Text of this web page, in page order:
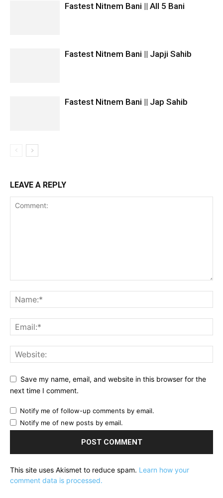
Fastest Nitnem Bani || All 5 Bani
Fastest Nitnem Bani || Japji Sahib
Fastest Nitnem Bani || Jap Sahib
LEAVE A REPLY
Save my name, email, and website in this browser for the
next time I comment.
Notify me of follow-up comments by email.
Notify me of new posts by email.
This site uses Akismet to reduce spam. Learn how your
comment data is processed.